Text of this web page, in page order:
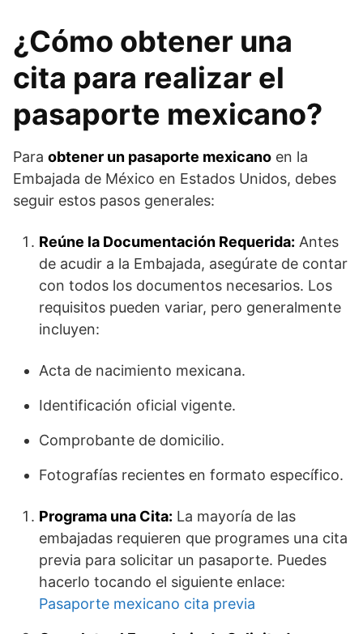
¿Cómo obtener una
cita para realizar el
pasaporte mexicano?
Para obtener un pasaporte mexicano en la
Embajada de México en Estados Unidos, debes
seguir estos pasos generales:
Reúne la Documentación Requerida: Antes
de acudir a la Embajada, asegúrate de contar
con todos los documentos necesarios. Los
requisitos pueden variar, pero generalmente
incluyen:
Acta de nacimiento mexicana.
Identificación oficial vigente.
Comprobante de domicilio.
Fotografías recientes en formato específico.
Programa una Cita: La mayoría de las
embajadas requieren que programes una cita
previa para solicitar un pasaporte. Puedes
hacerlo tocando el siguiente enlace:
Pasaporte mexicano cita previa